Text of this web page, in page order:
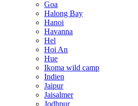
Goa
Halong Bay
Hanoi
Havanna
Hel
Hoi An
Hue
Ikoma wild camp
Indien
Jaipur
Jaisalmer
Jodhpur